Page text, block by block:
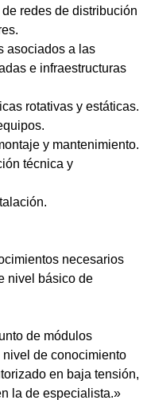
redes de distribución
asociados a las
e infraestructuras
rotativas y estáticas.
y mantenimiento.
técnica y
necesarios
nivel básico de
de módulos
de conocimiento
en baja tensión,
la de especialista.»